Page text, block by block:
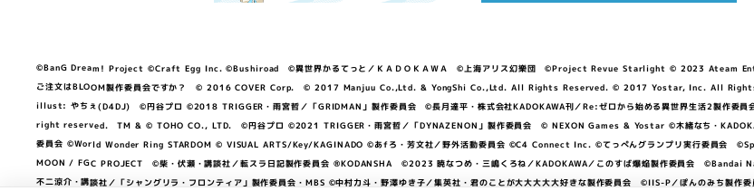
©BanG Dream! Project ©Craft Egg Inc. ©Bushiroad ©異世界かるてっと／ＫＡＤＯＫＡＷＡ ©上海アリス幻樂団 ©Project Revue Starlight © 2023 Ateam
ご注文はBLOOM製作委員会ですか？ © 2016 COVER Corp. © 2017 Manjuu Co.,Ltd. & YongShi Co.,Ltd. All Rights Reserved. © 2017 Yostar, Inc.
illust: やちぇ(D4DJ) ©円谷プロ ©2018 TRIGGER・雨宮哲／「GRIDMAN」製作委員会 ©長月達平・株式会社KADOKAWA刊／Re:ゼロから始める異世界生活2製作委
right reserved. TM & © TOHO CO., LTD. ©円谷プロ ©2021 TRIGGER・雨宮哲／「DYNAZENON」製作委員会 © NEXON Games & Yostar ©木緒なち・
委員会 ©World Wonder Ring STARDOM © VISUAL ARTS/Key/KAGINADO ©あfろ・芳文社／野外活動委員会 ©C4 Connect Inc. ©てっぺんグランプリ実行委員会
MOON / FGC PROJECT ©柴・伏瀬・講談社／転スラ日記製作委員会 ®KODANSHA ©2023 暁なつめ・三嶋くろね／KADOKAWA／このすば爆焔製作委員会
不二涼介・講談社／「シャングリラ・フロンティア」製作委員会・MBS ©中村力斗・野澤ゆき子／集英社・君のことが大大大大大好きな製作委員会 ©IIS-P／ぽんのみち製